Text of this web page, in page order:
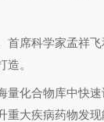
席科学家孟祥飞
。
化合物库中快速
大疾病药物发现